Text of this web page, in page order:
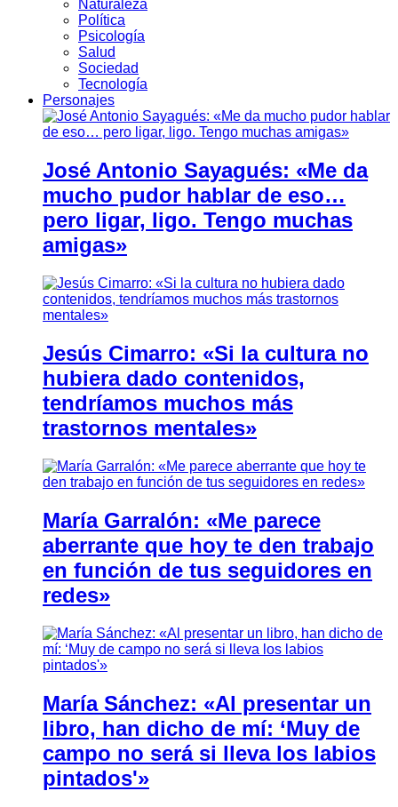
Naturaleza
Política
Psicología
Salud
Sociedad
Tecnología
Personajes
José Antonio Sayagués: «Me da
mucho pudor hablar de eso…
pero ligar, ligo. Tengo muchas
amigas»
Jesús Cimarro: «Si la cultura no
hubiera dado contenidos,
tendríamos muchos más
trastornos mentales»
María Garralón: «Me parece
aberrante que hoy te den trabajo
en función de tus seguidores en
redes»
María Sánchez: «Al presentar un
libro, han dicho de mí: ‘Muy de
campo no será si lleva los labios
pintados'»